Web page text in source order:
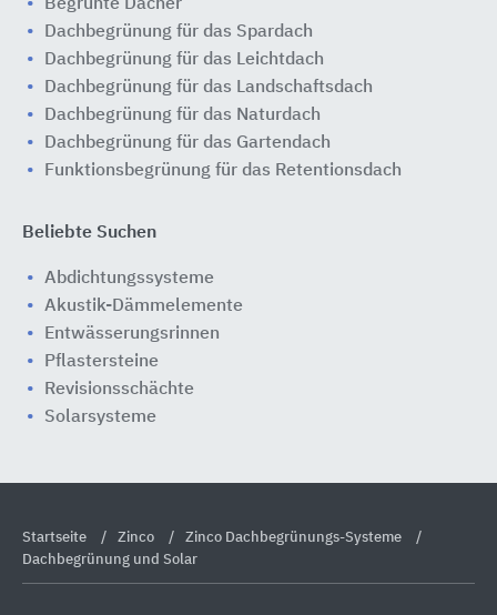
Begrünte Dächer
Dachbegrünung für das Spardach
Dachbegrünung für das Leichtdach
Dachbegrünung für das Landschaftsdach
Dachbegrünung für das Naturdach
Dachbegrünung für das Gartendach
Funktionsbegrünung für das Retentionsdach
Beliebte Suchen
Abdichtungssysteme
Akustik-Dämmelemente
Entwässerungsrinnen
Pflastersteine
Revisionsschächte
Solarsysteme
Startseite Zinco
Zinco Dachbegrünungs-Systeme
Dachbegrünung und Solar